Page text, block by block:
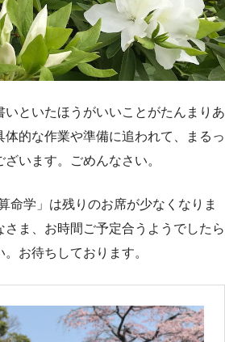
いといたほうがいいことがたんまりあ
体的な作業や準備に追われて、まるっ
います。ごめんなさい。
命学」は残りのお席が少なくなりま
さま、お時間ご予定合うようでしたら
お待ちしております。